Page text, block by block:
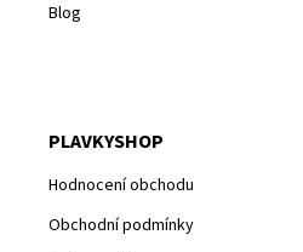
Blog
PLAVKYSHOP
Hodnocení obchodu
Obchodní podmínky